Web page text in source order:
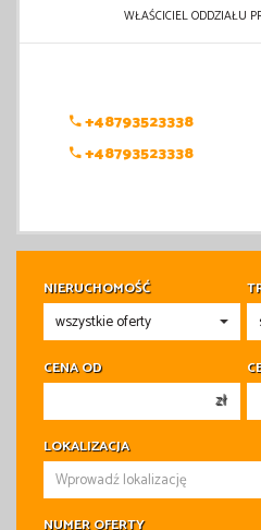
WŁAŚCICIEL ODDZIAŁU
+48793523338
+48793523338
NIERUCHOMOŚĆ
CENA OD
zł
200 000 zł
250 000 zł
LOKALIZACJA
NUMER OFERTY